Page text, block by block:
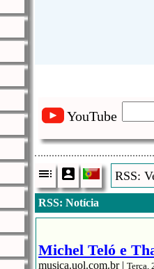
YouTube
RSS:
RSS: Notícia
Michel Teló e
musica.uol.com.br | Terça,